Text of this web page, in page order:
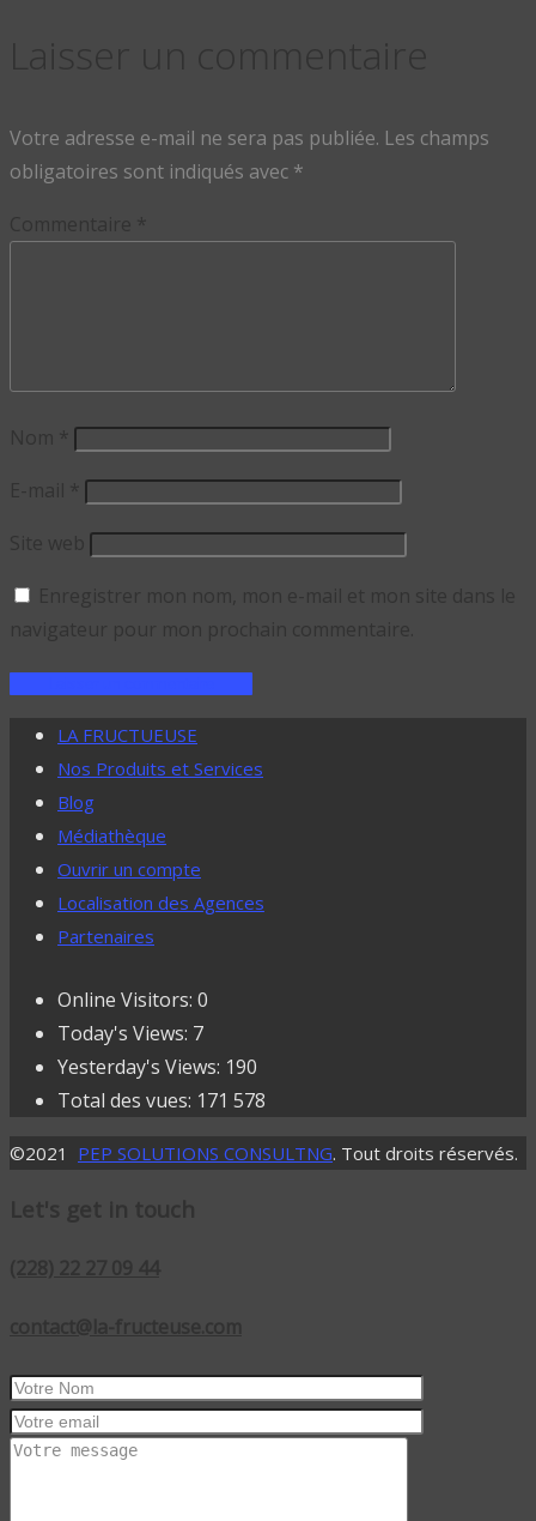
Votre adresse e-mail ne sera pas publiée. Les champs
obligatoires sont indiqués avec *
LA FRUCTUEUSE
Nos Produits et Services
Blog
Médiathèque
Ouvrir un compte
Localisation des Agences
Partenaires
Online Visitors: 0
Today's Views: 7
Yesterday's Views: 190
Total des vues: 171 578
©2021 PEP SOLUTIONS CONSULTNG. Tout droits réservés.